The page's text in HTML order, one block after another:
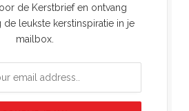
de Kerstbrief en ontvang
leukste kerstinspiratie in je
mailbox.